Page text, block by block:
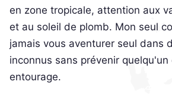
en zone tropicale, attention aux
et au soleil de plomb. Mon seul
jamais vous aventurer seul dans
inconnus sans prévenir quelqu'un
entourage.